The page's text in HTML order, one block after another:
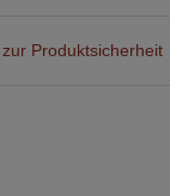
Produktsicherheit